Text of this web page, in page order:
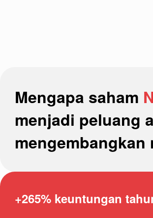
Mengapa saham
menjadi peluang
mengembangkan
+265% keuntungan